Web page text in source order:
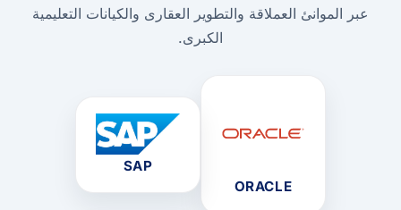
عبر الموانئ العملاقة والتطوير العقارى والكيانات التعليمية
الكبرى.
ORACLE
SAP